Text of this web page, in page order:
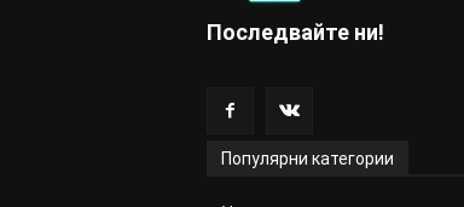
Последвайте ни!
Популярни категории